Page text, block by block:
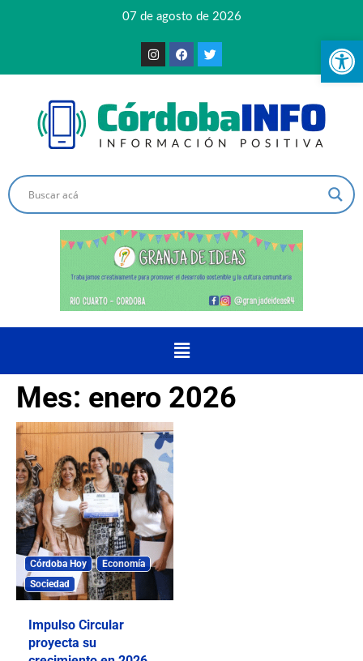
07 de agosto de 2026
Mes: enero 2026
Córdoba Hoy
Economía
Sociedad
Impulso Circular
proyecta su